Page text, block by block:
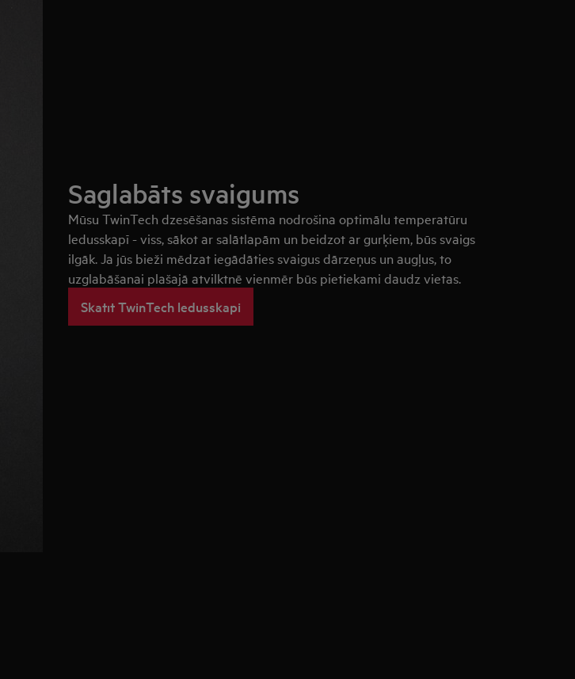
Saglabāts svaigums
Mūsu TwinTech dzesēšanas sistēma nodrošina optimālu temperatūru
ledusskapī - viss, sākot ar salātlapām un beidzot ar gurķiem, būs svaigs
ilgāk. Ja jūs bieži mēdzat iegādāties svaigus dārzeņus un augļus, to
uzglabāšanai plašajā atvilktnē vienmēr būs pietiekami daudz vietas.
Skatīt TwinTech ledusskapi